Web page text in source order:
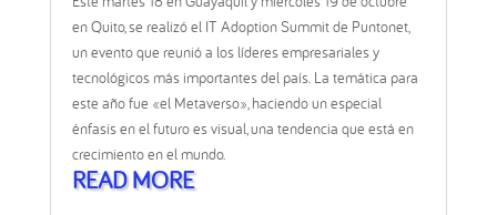
en Quito, se realizó el IT Adoption Summit de Puntonet,
un evento que reunió a los líderes empresariales y
tecnológicos más importantes del país. La temática para
este año fue «el Metaverso», haciendo un especial
énfasis en el futuro es visual, una tendencia que está en
crecimiento en el mundo.
READ MORE